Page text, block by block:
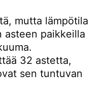
mutta lämpötila
asteen paikkeilla
32 astetta,
sen tuntuvan